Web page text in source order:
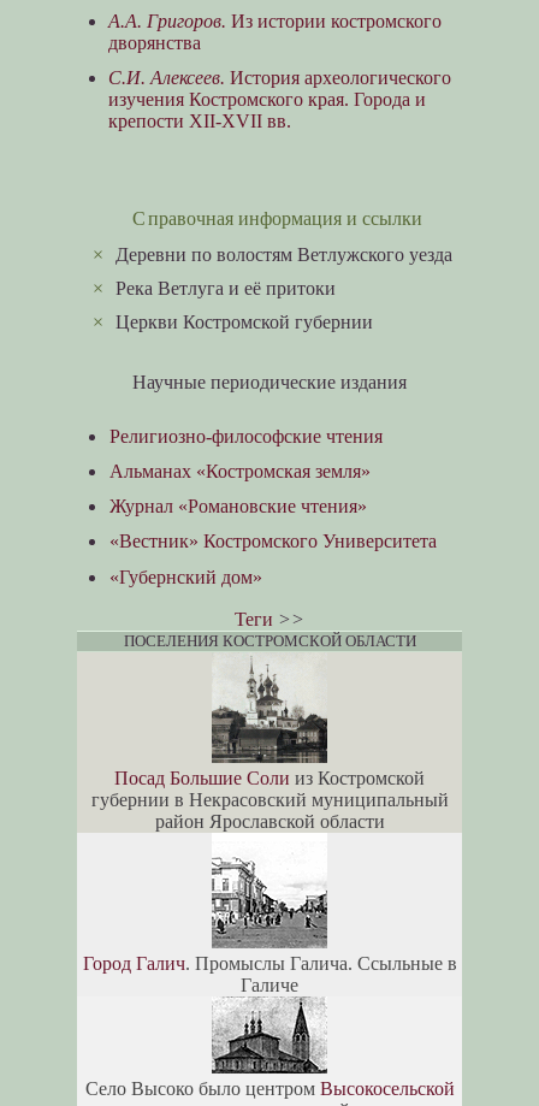
А.А. Григоров. Из истории костромского
дворянства
С.И. Алексеев. История археологического
изучения Костромского края. Города и
крепости XII-XVII вв.
Справочная информация и ссылки
×Деревни по волостям Ветлужского уезда
×Река Ветлуга и её притоки
×Церкви Костромской губернии
Научные периодические издания
Религиозно-философские чтения
Альманах «Костромская земля»
Журнал «Романовские чтения»
«Вестник» Костромского Университета
«Губернский дом»
Теги >>
ПОСЕЛЕНИЯ КОСТРОМСКОЙ ОБЛАСТИ
Посад Большие Соли из Костромской
губернии в Некрасовский муниципальный
район Ярославской области
Город Галич. Промыслы Галича. Ссыльные в
Галиче
Село Высоко было центром Высокосельской